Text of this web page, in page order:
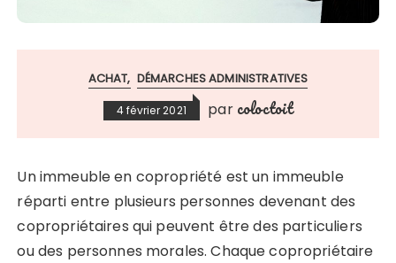
ACHAT DÉMARCHES ADMINISTRATIVES
4 février 2021 par coloctoit
Un immeuble en copropriété est un immeuble
réparti entre plusieurs personnes devenant des
copropriétaires qui peuvent être des particuliers
ou des personnes morales. Chaque copropriétaire